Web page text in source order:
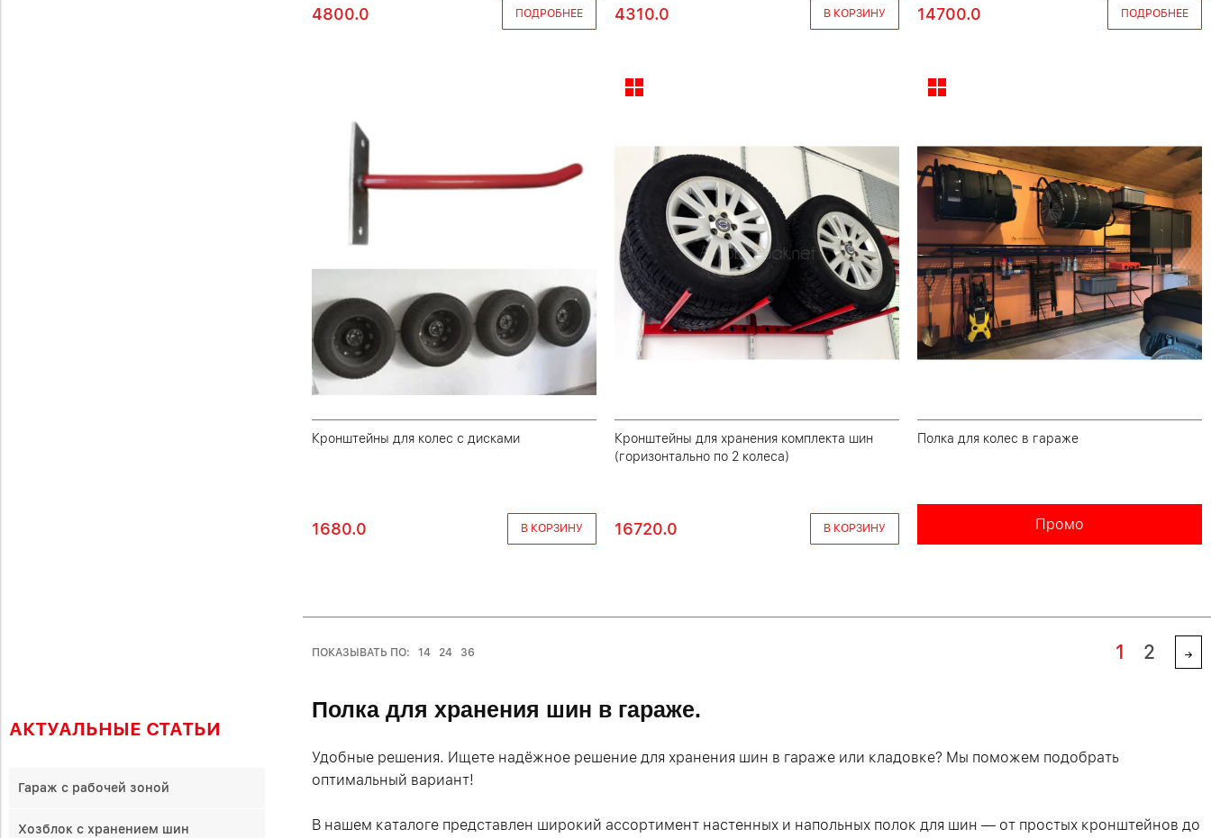
4800.0 ПОДРОБНЕЕ 4310.0 В КОРЗИНУ 14700.0 ПОДРОБНЕЕ
Кронштейны для колес с дисками
1680.0 В КОРЗИНУ
Кронштейны для хранения комплекта шин
(горизонтально по 2 колеса)
16720.0 В КОРЗИНУ
Полка для колес в гараже
Промо
ПОКАЗЫВАТЬ ПО: 14 24 36 1 2
АКТУАЛЬНЫЕ СТАТЬИ
Гараж с рабочей зоной
Хозблок с хранением шин
Полка для хранения шин в гараже.
Удобные решения. Ищете надёжное решение для хранения шин в гараже или кладовке? Мы поможем подобрать
оптимальный вариант!
В нашем каталоге представлен широкий ассортимент настенных и напольных полок для шин — от простых кронштейнов до